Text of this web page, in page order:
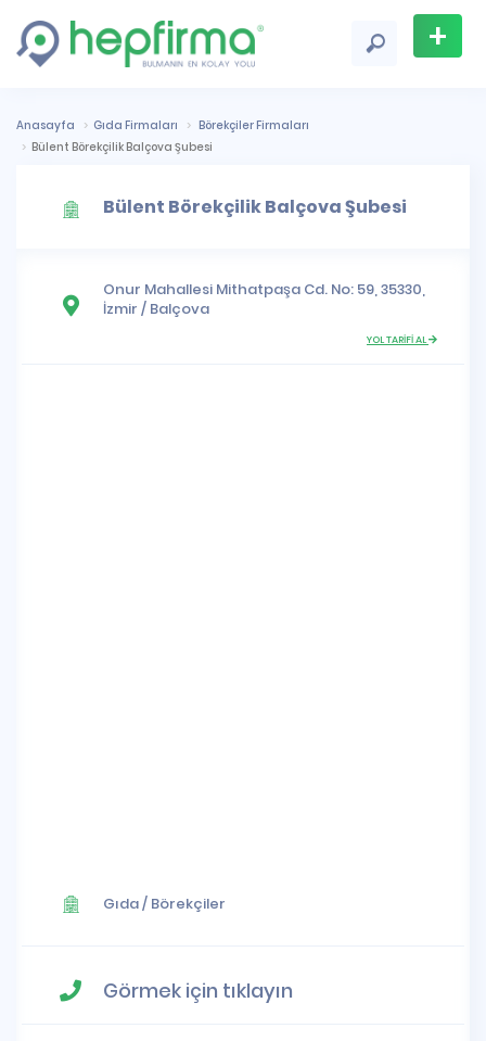
+
Anasayfa Gıda Firmaları
Börekçiler Firmaları
Bülent Börekçilik Balçova Şubesi
Bülent Börekçilik Balçova Şubesi
Onur Mahallesi Mithatpaşa Cd. No: 59, 35330,
İzmir / Balçova
YOL TARİFİ AL
Gıda/ Börekçiler
Görmek için tıklayın